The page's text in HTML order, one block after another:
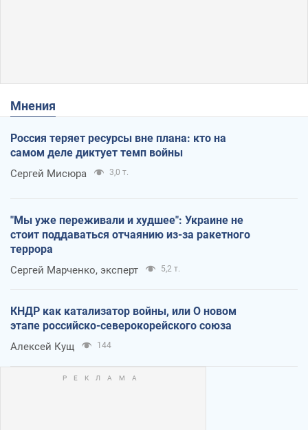
Мнения
Россия теряет ресурсы вне плана: кто на
самом деле диктует темп войны
Сергей Мисюра 3,0 т.
"Мы уже переживали и худшее": Украине не
стоит поддаваться отчаянию из-за ракетного
террора
Сергей Марченко, эксперт 5,2 т.
КНДР как катализатор войны, или О новом
этапе российско-северокорейского союза
Алексей Кущ 144